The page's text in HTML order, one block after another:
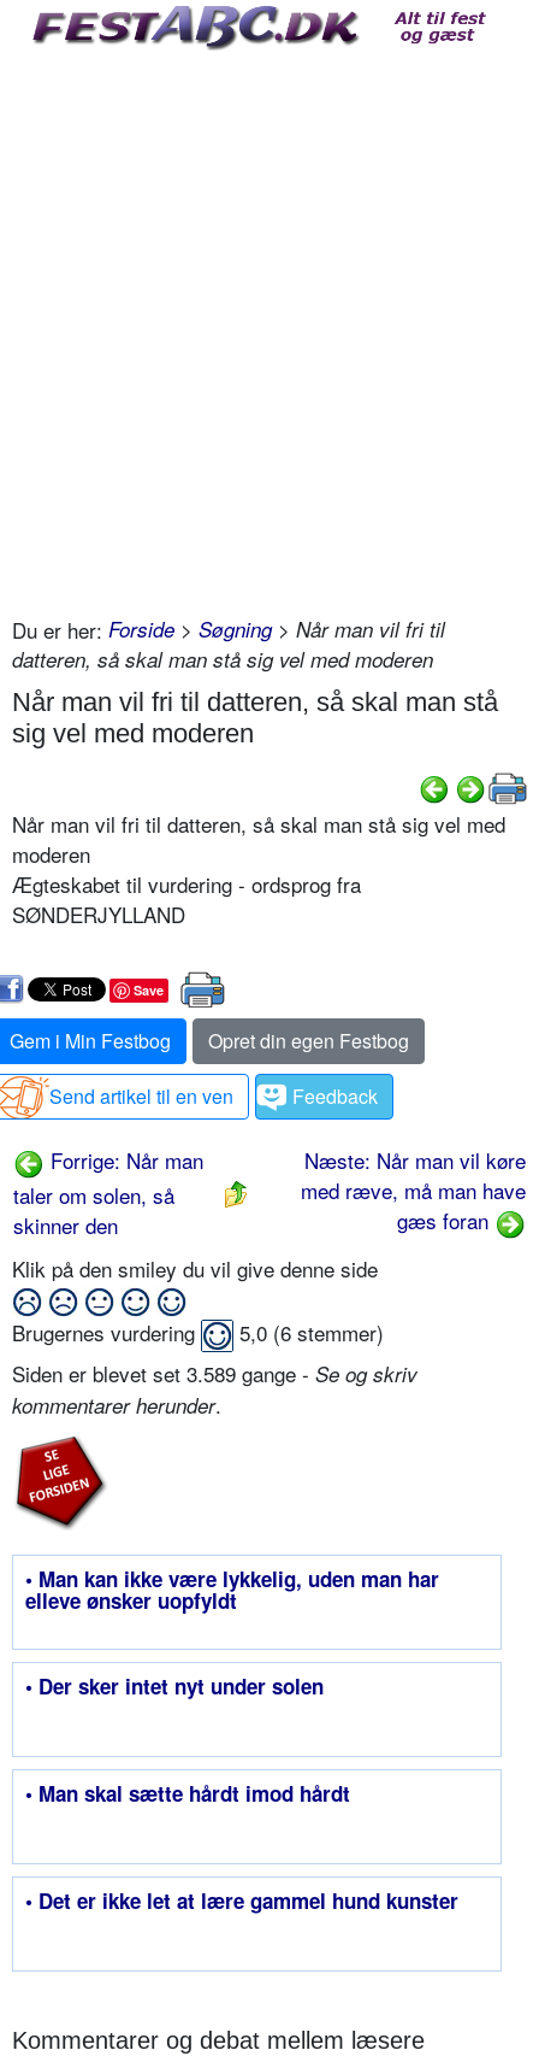
Du er her: Forside > Søgning> Når man vil fri til
datteren, så skal man stå sig vel med moderen
Når man vil fri til datteren, så skal man stå
sig vel med moderen
Når man vil fri til datteren, så skal man stå sig vel med
moderen
Ægteskabet til vurdering - ordsprog fra
SØNDERJYLLAND
Save
Gem i Min Festbog
Opret din egen Festbog
Send artikel til en ven
Feedback
Forrige: Når man
taler om solen, så
skinner den
Næste: Når man vil køre
med ræve, må man have
gæs foran
Klik på den smiley du vil give denne side
Brugernes vurdering 5,0 (6 stemmer)
Siden er blevet set 3.589 gange - Se og skriv
kommentarer herunder.
• Man kan ikke være lykkelig, uden man har
elleve ønsker uopfyldt
• Der sker intet nyt under solen
• Man skal sætte hårdt imod hårdt
• Det er ikke let at lære gammel hund kunster
Kommentarer og debat mellem læsere